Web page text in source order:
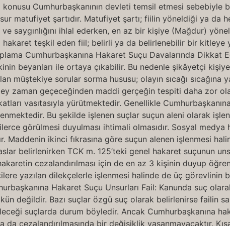
Cumhurbaşkanının devleti temsil etmesi sebebiyle
matufiyet şartıdır. Matufiyet şartı; fiilin yöneldiği ya da
saygınlığını ihlal ederken, en az bir kişiye (Mağdur)
teşkil eden fiil; belirli ya da belirlenebilir bir kitleye
Cumhurbaşkanına Hakaret Suçu Davalarında Dikkat
beyanları ile ortaya çıkabilir. Bu nedenle şikâyetçi
sorular sorma hususu; olayın sıcağı sıcağına
zaman geçeceğinden maddi gerçeğin tespiti daha zor
vasıtasıyla yürütmektedir. Genellikle
Bu şekilde işlenen suçlar suçun aleni olarak
görülmesi duyulması ihtimali olmasıdır. Sosyal medya
Maddenin ikinci fıkrasına göre suçun alenen işlenmesi
belirlenirken TCK m. 125’teki genel hakaret suçunun
cezalandırılması için de en az 3 kişinin duyup
yazılan dilekçelerle işlenmesi halinde de üç görevlinin
Hakaret Suçu Unsurları Fail: Kanunda suç
değildir. Bazı suçlar özgü suç olarak belirlenirse failin
suçlarda durum böyledir. Ancak Cumhurbaşkanına
cezalandırılmasında bir değişiklik yaşanmayacaktır.